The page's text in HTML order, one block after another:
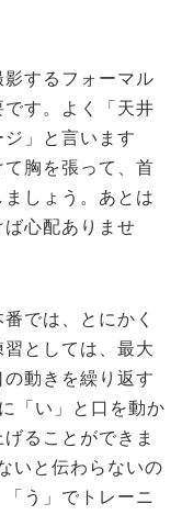
するフォーマル
す。よく「天井
」と言います
胸を張って、首
しょう。あとは
心配ありませ
では、とにかく
としては、最大
動きを繰り返す
「い」と口を動か
ることができま
いと伝わらないの
う」でトレーニ